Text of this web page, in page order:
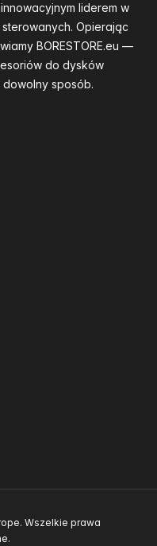
liderem w
Opierając
BORESTORE.eu —
do dysków
sposób.
Wszelkie prawa